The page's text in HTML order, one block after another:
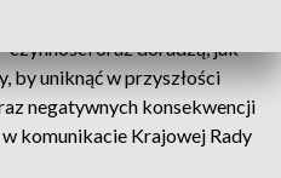
czynności oraz doradzą, jak
by uniknąć w przyszłości
negatywnych konsekwencji
komunikacie Krajowej Rady